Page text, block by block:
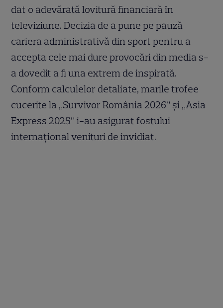
dat o adevărată lovitură financiară în
televiziune. Decizia de a pune pe pauză
cariera administrativă din sport pentru a
accepta cele mai dure provocări din media s-
a dovedit a fi una extrem de inspirată.
Conform calculelor detaliate, marile trofee
cucerite la „Survivor România 2026” și „Asia
Express 2025” i-au asigurat fostului
internațional venituri de invidiat.